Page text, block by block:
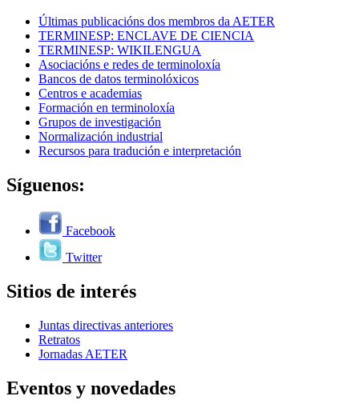
Últimas publicacións dos membros da AETER
TERMINESP: ENCLAVE DE CIENCIA
TERMINESP: WIKILENGUA
Asociacións e redes de terminoloxía
Bancos de datos terminolóxicos
Centros e academias
Formación en terminoloxía
Grupos de investigación
Normalización industrial
Recursos para tradución e interpretación
Síguenos:
Facebook
Twitter
Sitios de interés
Juntas directivas anteriores
Retratos
Jornadas AETER
Eventos y novedades